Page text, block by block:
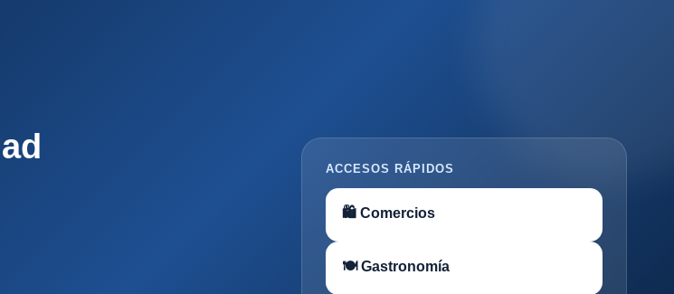
ACCESOS RÁPIDOS
🛍 Comercios
🍽 Gastronomía